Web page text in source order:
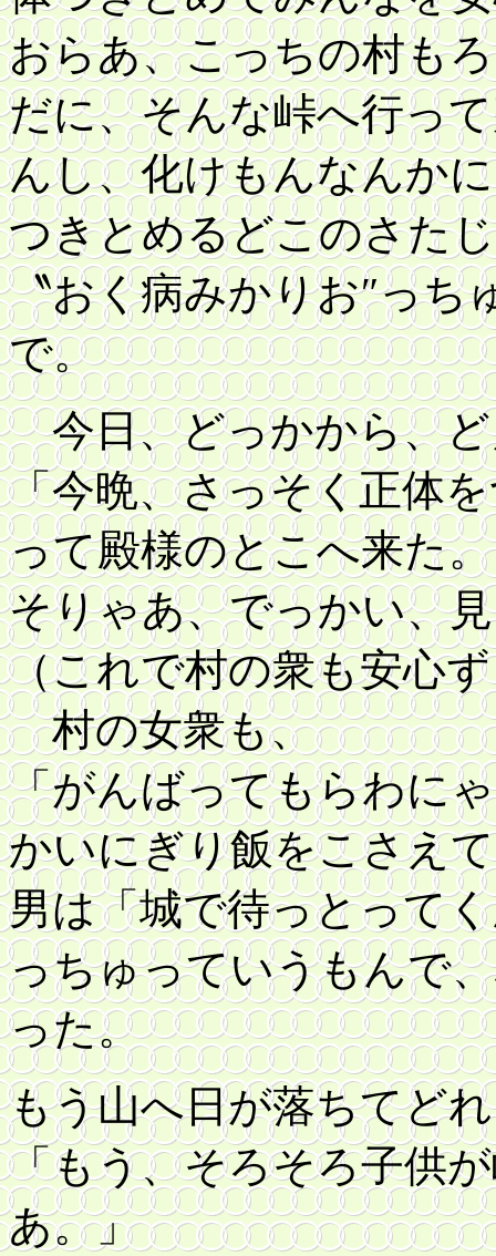
おらあ、こっちの村も
だに、そんな峠へ行っ
んし、化けもんなんか
つきとめるどこのさた
〝おく病みかりお″っち
で。
今日、どっかから、ど
「今晩、さっそく正体
って殿様のとこへ来た。
そりゃあ、でっかい、
（これで村の衆も安心
村の女衆も、
「がんばってもらわに
かいにぎり飯をこさえ
男は「城で待っとって
っちゅっていうもんで
った。
もう山へ日が落ちてど
「もう、そろそろ子供
あ。」